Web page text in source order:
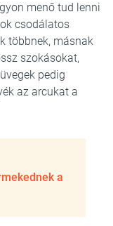
menő tud lenni
csodálatos
többnek, másnak
szokásokat,
pedig
az arcukat a
a